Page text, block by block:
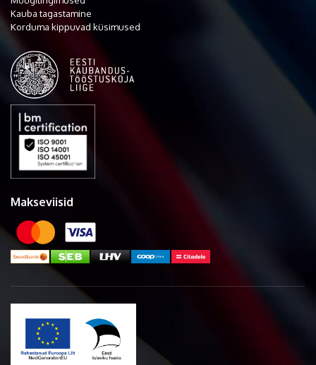
Kauba tagastamine
Korduma kippuvad küsimused
Makseviisid